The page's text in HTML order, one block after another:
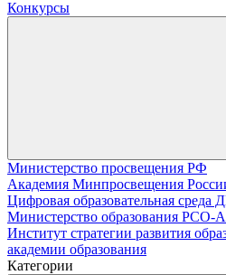
Конкурсы
Министерство просвещения РФ
Академия Минпросвещения
Цифровая образовательная среда
Министерство образования РСО-
Институт стратегии развития
академии образования
Категории